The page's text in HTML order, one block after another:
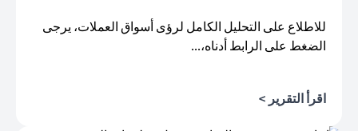
للاطلاع على التحليل الكامل لرؤى أسواق العملات، يرجى
الضغط على الرابط أدناه،...
اقرأ التقرير >